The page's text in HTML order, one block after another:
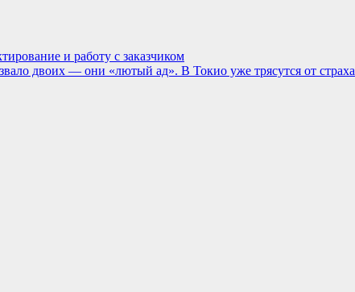
и работу с заказчиком
двоих — они «лютый ад». В Токио уже трясутся от страха